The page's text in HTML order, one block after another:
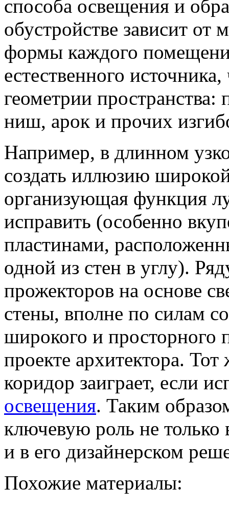
способа освещения и
обустройстве зависит от
формы каждого
естественного
геометрии
ниш, арок и прочих
Например, в длинном
создать иллюзию
организующая функция
исправить (особенно
пластинами,
одной из стен в углу).
прожекторов на основе
стены, вполне по силам
широкого и просторного
проекте архитектора.
коридор заиграет, если
освещения. Таким
ключевую роль не только
и в его дизайнерском
Похожие материалы: